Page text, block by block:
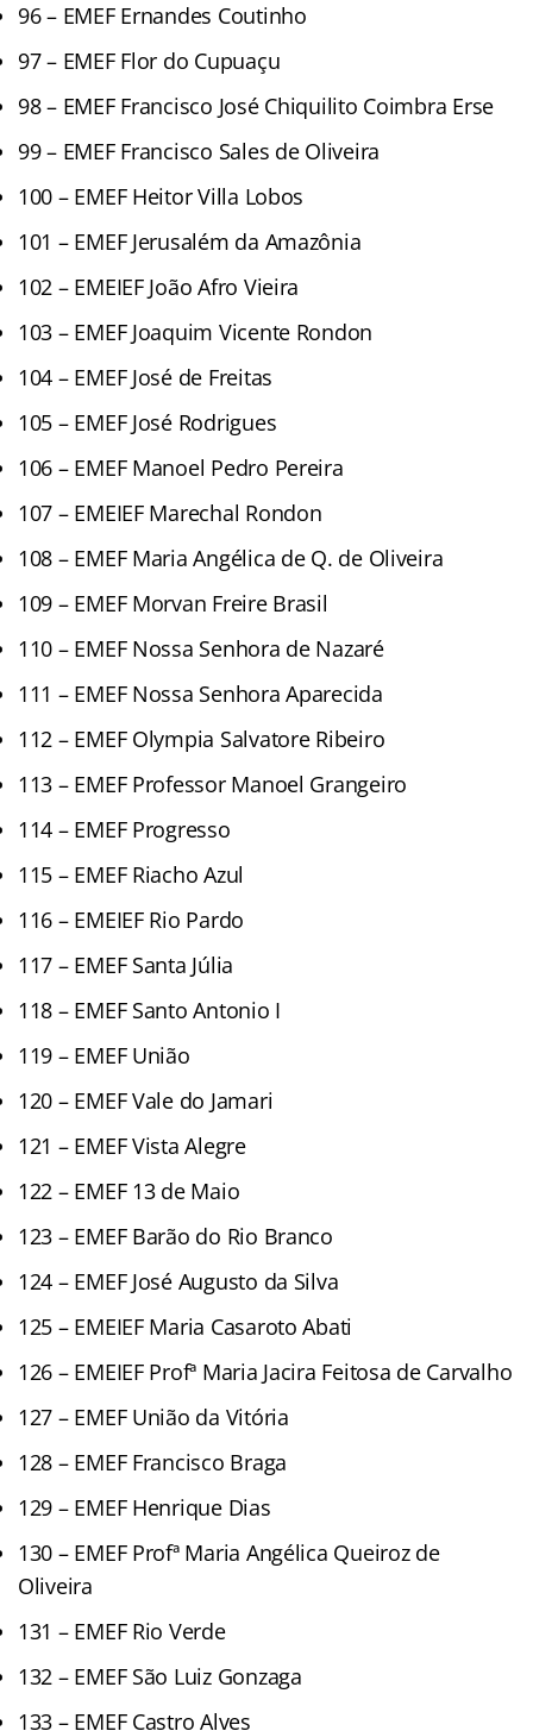
96 – EMEF Ernandes Coutinho
97 – EMEF Flor do Cupuaçu
98 – EMEF Francisco José Chiquilito Coimbra Erse
99 – EMEF Francisco Sales de Oliveira
100 – EMEF Heitor Villa Lobos
101 – EMEF Jerusalém da Amazônia
102 – EMEIEF João Afro Vieira
103 – EMEF Joaquim Vicente Rondon
104 – EMEF José de Freitas
105 – EMEF José Rodrigues
106 – EMEF Manoel Pedro Pereira
107 – EMEIEF Marechal Rondon
108 – EMEF Maria Angélica de Q. de Oliveira
109 – EMEF Morvan Freire Brasil
110 – EMEF Nossa Senhora de Nazaré
111 – EMEF Nossa Senhora Aparecida
112 – EMEF Olympia Salvatore Ribeiro
113 – EMEF Professor Manoel Grangeiro
114 – EMEF Progresso
115 – EMEF Riacho Azul
116 – EMEIEF Rio Pardo
117 – EMEF Santa Júlia
118 – EMEF Santo Antonio I
119 – EMEF União
120 – EMEF Vale do Jamari
121 – EMEF Vista Alegre
122 – EMEF 13 de Maio
123 – EMEF Barão do Rio Branco
124 – EMEF José Augusto da Silva
125 – EMEIEF Maria Casaroto Abati
126 – EMEIEF Profª Maria Jacira Feitosa de Carvalho
127 – EMEF União da Vitória
128 – EMEF Francisco Braga
129 – EMEF Henrique Dias
130 – EMEF Profª Maria Angélica Queiroz de
Oliveira
131 – EMEF Rio Verde
132 – EMEF São Luiz Gonzaga
133 – EMEF Castro Alves